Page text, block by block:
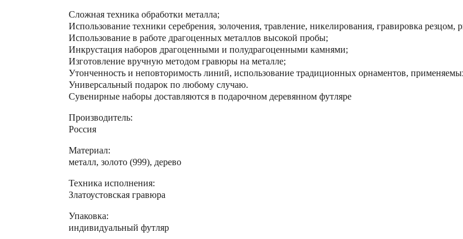
Сложная техника обработки металла;
Использование техники серебрения, золочения, травление, никелирования, гравировка резцом,
Использование в работе драгоценных металлов высокой пробы;
Инкрустация наборов драгоценными и полудрагоценными камнями;
Изготовление вручную методом гравюры на металле;
Утонченность и неповторимость линий, использование традиционных орнаментов,
Универсальный подарок по любому случаю.
Сувенирные наборы доставляются в подарочном деревянном футляре
Производитель:
Россия
Материал:
металл, золото (999), дерево
Техника исполнения:
Златоустовская гравюра
Упаковка:
индивидуальный футляр